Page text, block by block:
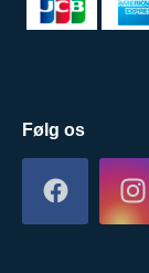
Følg os